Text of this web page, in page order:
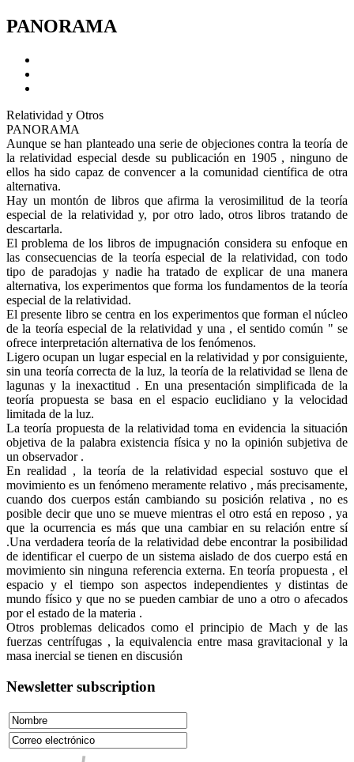
PANORAMA
Relatividad y Otros
PANORAMA
Aunque se han planteado una serie de objeciones contra la teoría de
la relatividad especial desde su publicación en 1905 , ninguno de
ellos ha sido capaz de convencer a la comunidad científica de otra
alternativa.
Hay un montón de libros que afirma la verosimilitud de la teoría
especial de la relatividad y, por otro lado, otros libros tratando de
descartarla.
El problema de los libros de impugnación considera su enfoque en
las consecuencias de la teoría especial de la relatividad, con todo
tipo de paradojas y nadie ha tratado de explicar de una manera
alternativa, los experimentos que forma los fundamentos de la teoría
especial de la relatividad.
El presente libro se centra en los experimentos que forman el núcleo
de la teoría especial de la relatividad y una , el sentido común " se
ofrece interpretación alternativa de los fenómenos.
Ligero ocupan un lugar especial en la relatividad y por consiguiente,
sin una teoría correcta de la luz, la teoría de la relatividad se llena de
lagunas y la inexactitud . En una presentación simplificada de la
teoría propuesta se basa en el espacio euclidiano y la velocidad
limitada de la luz.
La teoría propuesta de la relatividad toma en evidencia la situación
objetiva de la palabra existencia física y no la opinión subjetiva de
un observador .
En realidad , la teoría de la relatividad especial sostuvo que el
movimiento es un fenómeno meramente relativo , más precisamente,
cuando dos cuerpos están cambiando su posición relativa , no es
posible decir que uno se mueve mientras el otro está en reposo , ya
que la ocurrencia es más que una cambiar en su relación entre sí
.Una verdadera teoría de la relatividad debe encontrar la posibilidad
de identificar el cuerpo de un sistema aislado de dos cuerpo está en
movimiento sin ninguna referencia externa. En teoría propuesta , el
espacio y el tiempo son aspectos independientes y distintas de
mundo físico y que no se pueden cambiar de uno a otro o afecados
por el estado de la materia .
Otros problemas delicados como el principio de Mach y de las
fuerzas centrífugas , la equivalencia entre masa gravitacional y la
masa inercial se tienen en discusión
Newsletter subscription